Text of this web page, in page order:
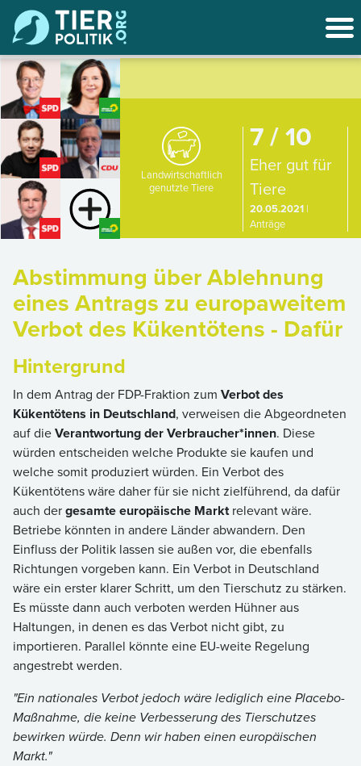
Landwirtschaftlich
genutzte Tiere
7 / 10
Eher gut für
Tiere
20.05.2021 |
Anträge
Abstimmung über Ablehnung
eines Antrags zu europaweitem
Verbot des Kükentötens - Dafür
Hintergrund
In dem Antrag der FDP-Fraktion zum Verbot des
Kükentötens in Deutschland, verweisen die Abgeordneten
auf dieVerantwortung der Verbraucher*innen. Diese
würden entscheiden welche Produkte sie kaufen und
welche somit produziert würden. Ein Verbot des
Kükentötens wäre daher für sie nicht zielführend, da dafür
auch dergesamte europäische Marktrelevant wäre.
Betriebe könnten in andere Länder abwandern. Den
Einfluss der Politik lassen sie außen vor, die ebenfalls
Richtungen vorgeben kann. Ein Verbot in Deutschland
wäre ein erster klarer Schritt, um den Tierschutz zu stärken.
Es müsste dann auch verboten werden Hühner aus
Haltungen, in denen es das Verbot nicht gibt, zu
importieren. Parallel könnte eine EU-weite Regelung
angestrebt werden.
"Ein nationales Verbot jedoch wäre lediglich eine Placebo-
Maßnahme, die keine Verbesserung des Tierschutzes
bewirken würde. Denn wir haben einen europäischen
Markt."